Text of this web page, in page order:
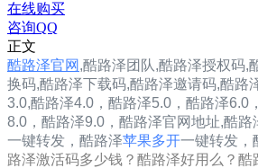
在线购买
咨询QQ
正文
酷路泽官网 ,酷路泽团队,酷路泽授权码,
换码,酷路泽下载码,酷路泽邀请码,酷路
3.0,酷路泽4.0， 酷路泽5.0， 酷路泽6.0，
8.0， 酷路泽9.0， 酷路泽官网地址,酷路
一键转发， 酷路泽苹果多开一键转发，
路泽激活码多少钱？酷路泽好用么？